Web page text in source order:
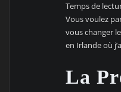
Temps de
Vous voulez
vous changer
en Irlande où
La